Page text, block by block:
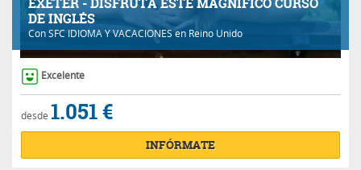
DE INGLÉS
ConSFC IDIOMA Y VACACIONESen Reino Unido
Excelente
desde 1.051 €
INFÓRMATE